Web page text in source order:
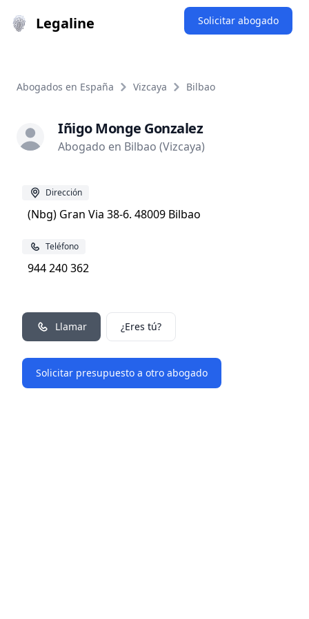
Legaline Solicitar abogado
Abogados en España Vizcaya Bilbao
Iñigo Monge Gonzalez
Abogado en Bilbao (Vizcaya)
Dirección
(Nbg) Gran Via 38-6. 48009 Bilbao
Teléfono
944 240 362
Llamar ¿Eres tú?
Solicitar presupuesto a otro abogado